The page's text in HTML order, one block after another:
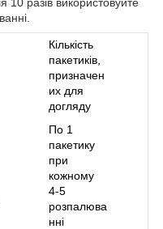
Кількість
пакетиків
призначен
их для
догляду
По 1
пакетику
при
кожному
4-5
розпалюва
нні